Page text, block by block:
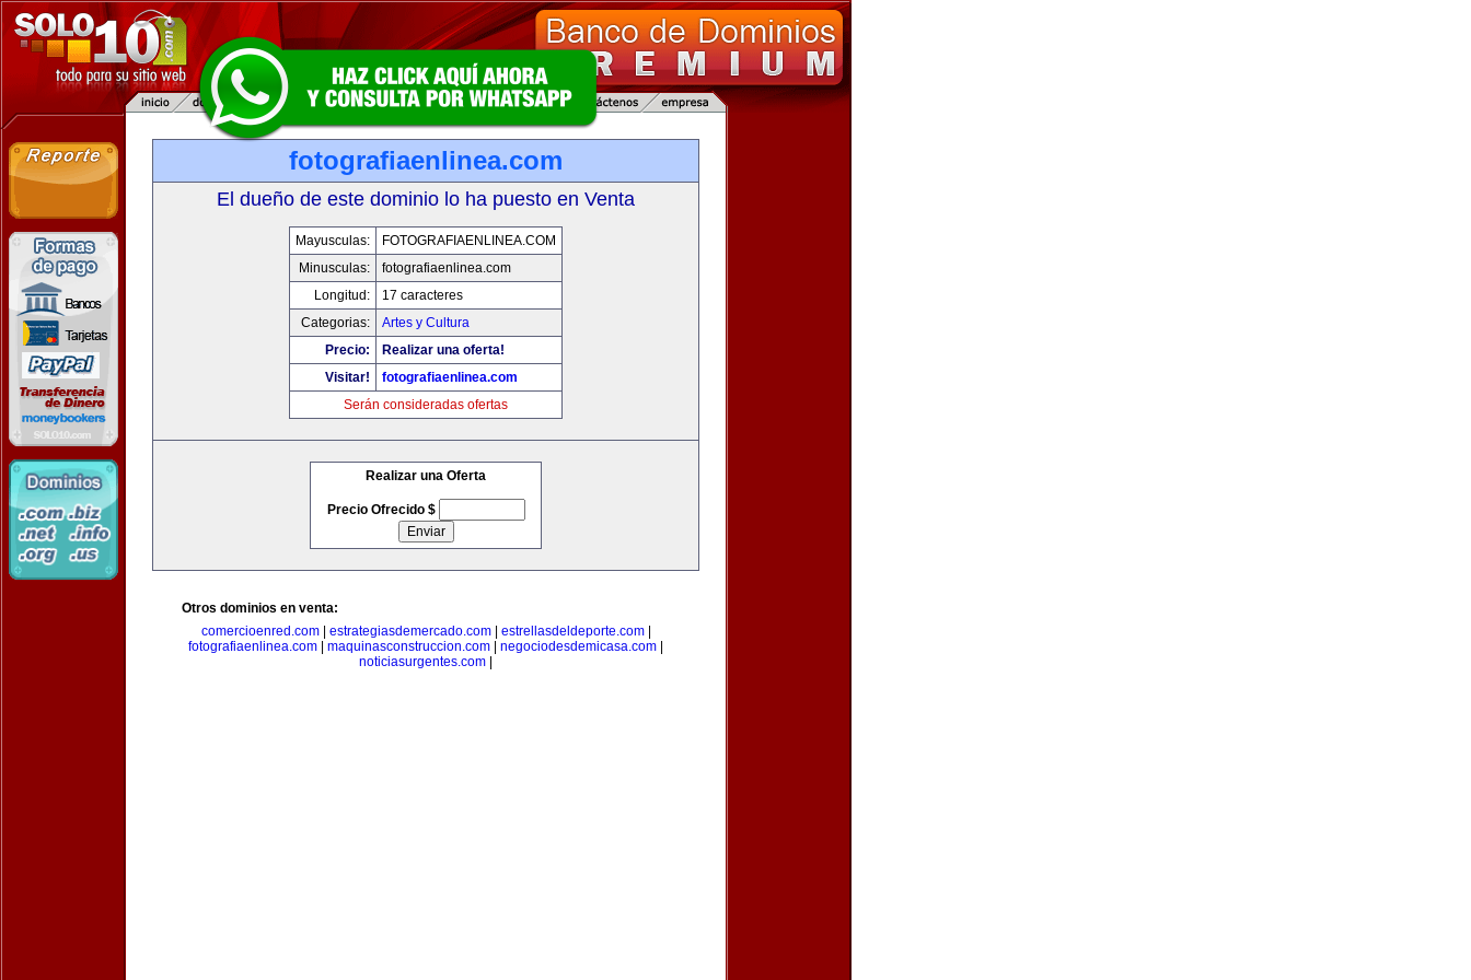
fotografiaenlinea.com
El dueño de este dominio lo ha puesto en Venta
Mayusculas:
FOTOGRAFIAENLINEA.COM
Minusculas:
fotografiaenlinea.com
Longitud:
17 caracteres
Categorias:
Artes y Cultura
Precio:
Realizar una oferta!
Visitar!
fotografiaenlinea.com
Serán consideradas ofertas
Realizar una Oferta
Precio Ofrecido $
Otros dominios en venta:
comercioenred.com| estrategiasdemercado.com| estrellasdeldeporte.com|
fotografiaenlinea.com
maquinasconstruccion.com negociodesdemicasa.com
noticiasurgentes.com